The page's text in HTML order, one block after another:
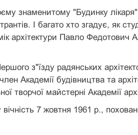
знаменитому "Будинку
І багато хто згадує, як
архітектури Павло Федотович
з"їзду радянських
Академії будівництва та
творчої майстерні Академії
7 жовтня 1961 р.,